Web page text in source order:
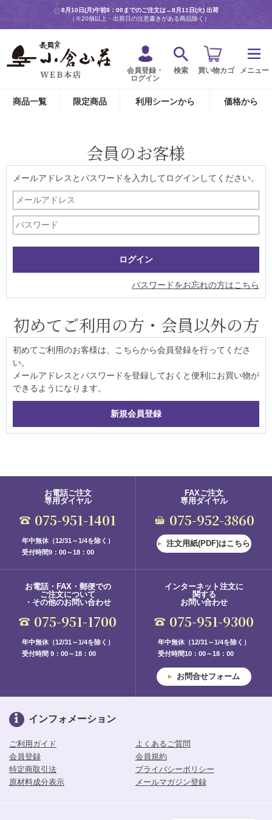
8月10日(月)午前8：00までのご注文は→8月11日(火) 出荷
（※20個以上・出荷日の注意書きがある商品除く）
会員登録・
ログイン
検索 買い物カゴ メニュー
商品一覧 限定商品 利用シーンから 価格から
会員のお客様
メールアドレスとパスワードを入力してログインしてください。
パスワードをお忘れの方はこちら
初めてご利用の方・会員以外の方
初めてご利用のお客様は、こちらから会員登録を行ってくださ
い。
メールアドレスとパスワードを登録しておくと便利にお買い物が
できるようになります。
お電話ご注文
専用ダイヤル
075-951-1401
年中無休（12/31～1/4を除く）
受付時間9：00～18：00
FAXご注文
専用ダイヤル
075-952-3860
注文用紙(PDF)はこちら
お電話・FAX・郵便での
ご注文について
・その他のお問い合わせ
075-951-1700
年中無休（12/31～1/4を除く）
受付時間 9：00～18：00
インターネット注文に
関する
お問い合わせ
075-951-9300
年中無休（12/31～1/4を除く）
受付時間10：00～18：00
お問合せフォーム
インフォメーション
ご利用ガイド
よくあるご質問
会員登録
会員規約
特定商取引法
プライバシーポリシー
原材料成分表示
メールマガジン登録